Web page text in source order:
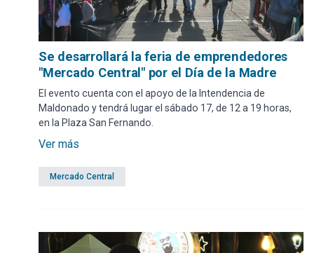
Se desarrollará la feria de emprendedores
"Mercado Central" por el Día de la Madre
El evento cuenta con el apoyo de la Intendencia de
Maldonado y tendrá lugar el sábado 17, de 12 a 19 horas,
en la Plaza San Fernando.
Ver más
Mercado Central